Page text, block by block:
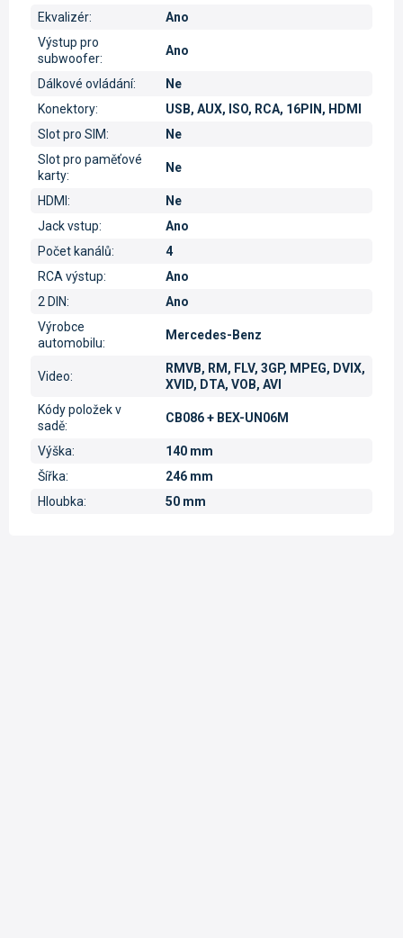
Ekvalizér:
Ano
Výstup pro
subwoofer:
Ano
Dálkové ovládání:
Ne
Konektory:
USB, AUX, ISO, RCA, 16PIN, HDMI
Slot pro SIM:
Ne
Slot pro paměťové
karty:
Ne
HDMI :
Ne
Jack vstup:
Ano
Počet kanálů:
4
RCA výstup:
Ano
2 DIN:
Ano
Výrobce
automobilu:
Mercedes-Benz
Video:
RMVB, RM, FLV, 3GP, MPEG, DVIX,
XVID, DTA, VOB, AVI
Kódy položek v
sadě:
CB086 + BEX-UN06M
Výška:
140 mm
Šířka:
246 mm
Hloubka: 50 mm